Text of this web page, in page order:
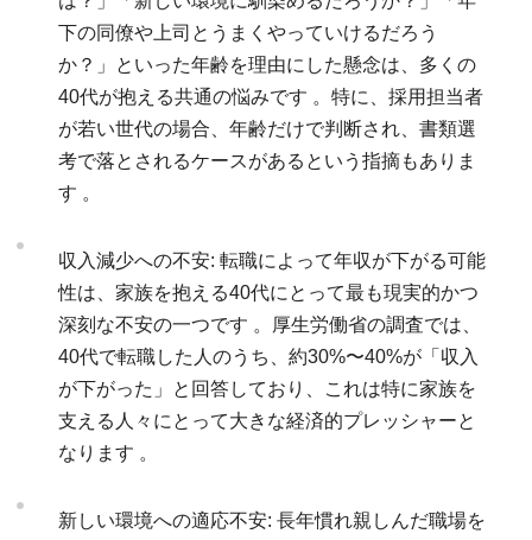
下の同僚や上司とうまくやっていけるだろう
か？」といった年齢を理由にした懸念は、多くの
40代が抱える共通の悩みです 。特に、採用担当者
が若い世代の場合、年齢だけで判断され、書類選
考で落とされるケースがあるという指摘もありま
す 。
収入減少への不安: 転職によって年収が下がる可能
性は、家族を抱える40代にとって最も現実的かつ
深刻な不安の一つです 。厚生労働省の調査では、
40代で転職した人のうち、約30%〜40%が「収入
が下がった」と回答しており、これは特に家族を
支える人々にとって大きな経済的プレッシャーと
なります 。
新しい環境への適応不安: 長年慣れ親しんだ職場を